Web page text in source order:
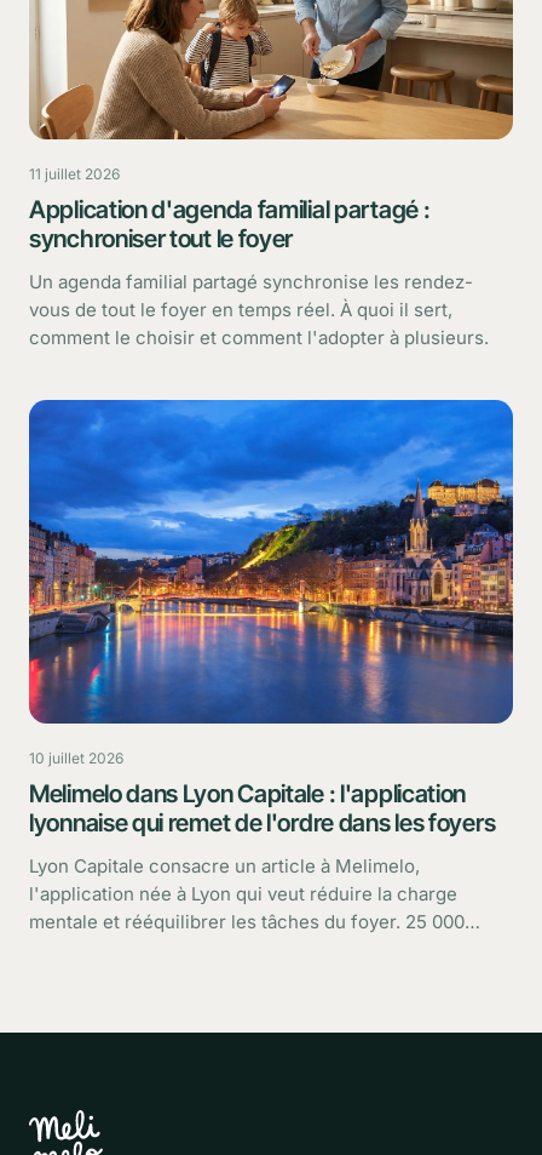
11 juillet 2026
Application d'agenda familial partagé :
synchroniser tout le foyer
Un agenda familial partagé synchronise les rendez-
vous de tout le foyer en temps réel. À quoi il sert,
comment le choisir et comment l'adopter à plusieurs.
10 juillet 2026
Melimelo dans Lyon Capitale : l'application
lyonnaise qui remet de l'ordre dans les foyers
Lyon Capitale consacre un article à Melimelo,
l'application née à Lyon qui veut réduire la charge
mentale et rééquilibrer les tâches du foyer. 25 000